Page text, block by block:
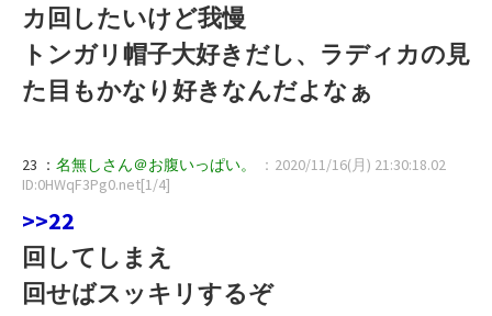
カ回したいけど我慢
トンガリ帽子大好きだし、ラディカの見
た目もかなり好きなんだよなぁ
23 ： 名無しさん＠お腹いっぱい。
：2020/11/16(月) 21:30:18.02
ID:0HWqF3Pg0.net[1/4]
>>22
回してしまえ
回せばスッキリするぞ